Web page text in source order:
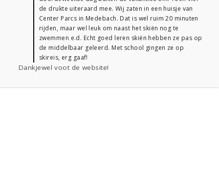
de drukte uiteraard mee. Wij zaten in een huisje van
Center Parcs in Medebach. Dat is wel ruim 20 minuten
rijden, maar wel leuk om naast het skiën nog te
zwemmen e.d. Echt goed leren skiën hebben ze pas op
de middelbaar geleerd. Met school gingen ze op
skireis, erg gaaf!
Dankjewel voot de website!